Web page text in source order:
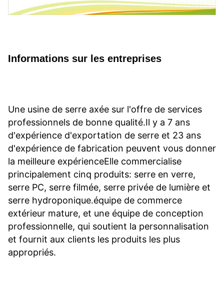
Informations sur les entreprises
Une usine de serre axée sur l'offre de services
professionnels de bonne qualité.Il y a 7 ans
d'expérience d'exportation de serre et 23 ans
d'expérience de fabrication peuvent vous donner
la meilleure expérienceElle commercialise
principalement cinq produits: serre en verre,
serre PC, serre filmée, serre privée de lumière et
serre hydroponique.équipe de commerce
extérieur mature, et une équipe de conception
professionnelle, qui soutient la personnalisation
et fournit aux clients les produits les plus
appropriés.